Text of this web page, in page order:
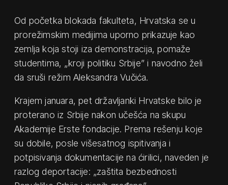
Od početka blokada fakulteta, Hrvatska se u
prorežimskim medijima uporno prikazuje kao
zemlja koja stoji iza demonstracija, pomaže
studentima, „kroji politiku Srbije” i navodno želi
da sruši režim Aleksandra Vučića.
Krajem januara, pet državljanki Hrvatske bilo je
proterano iz Srbije nakon učešća na skupu
Akademije Erste fondacije. Prema rešenju koje
su dobile, posle višesatnog ispitivanja i
potpisivanja dokumentacije na ćirilici, naveden je
razlog deportacije: „zaštita bezbednosti